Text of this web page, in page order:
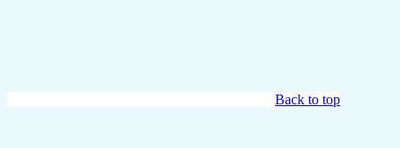
Back to top